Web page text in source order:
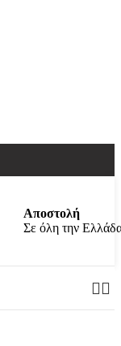
Αποστολή
Σε όλη την